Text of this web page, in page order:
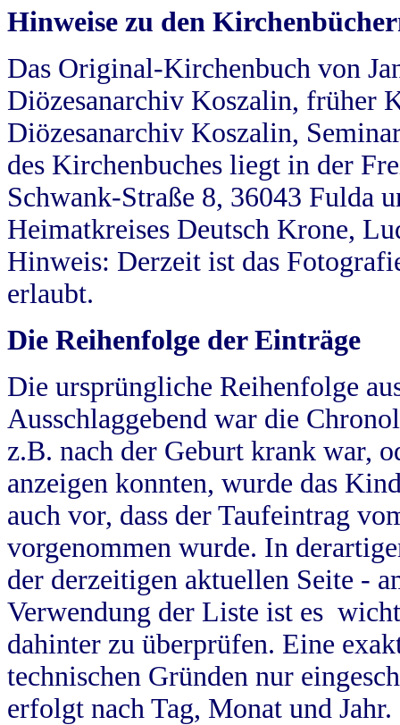
Hinweise zu den
Das Original-Kirchenbuch von
Diözesanarchiv Koszalin, früher
Diözesanarchiv Koszalin,
des Kirchenbuches liegt in der
Schwank-Straße 8, 36043 Fulda
Heimatkreises Deutsch Krone,
Hinweis: Derzeit ist das
erlaubt.
Die Reihenfolge der Einträge
Die ursprüngliche Reihenfolge
Ausschlaggebend war die
z.B. nach der Geburt krank war,
anzeigen konnten, wurde das
auch vor, dass der Taufeintrag
vorgenommen wurde. In
der derzeitigen aktuellen Seite -
Verwendung der Liste ist es
dahinter zu überprüfen. Eine
technischen Gründen nur
erfolgt nach Tag, Monat und Jahr.